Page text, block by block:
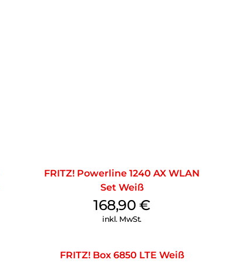
FRITZ! Powerline 1240 AX WLAN
Set Weiß
168,90€
inkl. MwSt.
FRITZ! Box 6850 LTE Weiß